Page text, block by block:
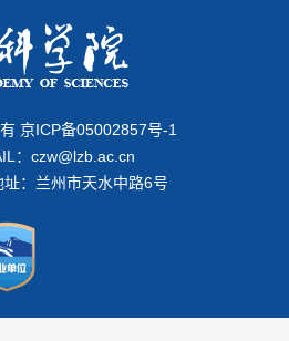
京ICP备05002857号-1
： czw@lzb.ac.cn
：兰州市天水中路6号